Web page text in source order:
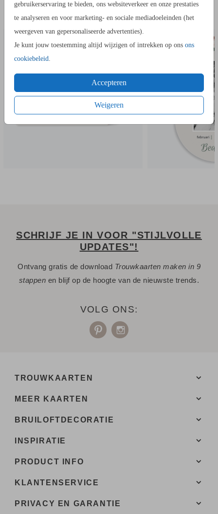
gebruikerservaring te bieden, ons websiteverkeer en onze prestaties
te analyseren en voor marketing- en sociale mediadoeleinden (het
weergeven van gepersonaliseerde advertenties).
Je kunt jouw toestemming altijd wijzigen of intrekken op ons ons
cookiebeleid.
Accepteren
Weigeren
IN DEZELFDE STIJL KUN JE DIT OOK
BESTELLENADRESSTICKERS
SCHRIJF JE IN VOOR "STIJLVOLLE
UPDATES"!
Ontvang gratis de download Trouwkaarten maken in 9
stappen en blijf op de hoogte van de nieuwste trends.
VOLG ONS:
TROUWKAARTEN
MEER KAARTEN
BRUILOFTDECORATIE
INSPIRATIE
PRODUCT INFO
KLANTENSERVICE
PRIVACY EN GARANTIE